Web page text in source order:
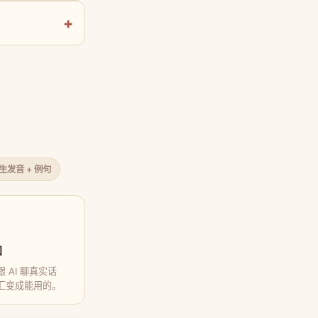
发音 + 例句
AI 聊真实话
成能用的。